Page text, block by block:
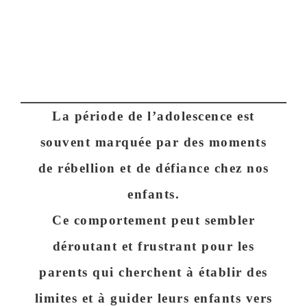
La période de l’adolescence est
souvent marquée par des moments
de rébellion et de défiance chez nos
enfants.
Ce comportement peut sembler
déroutant et frustrant pour les
parents qui cherchent à établir des
limites et à guider leurs enfants vers